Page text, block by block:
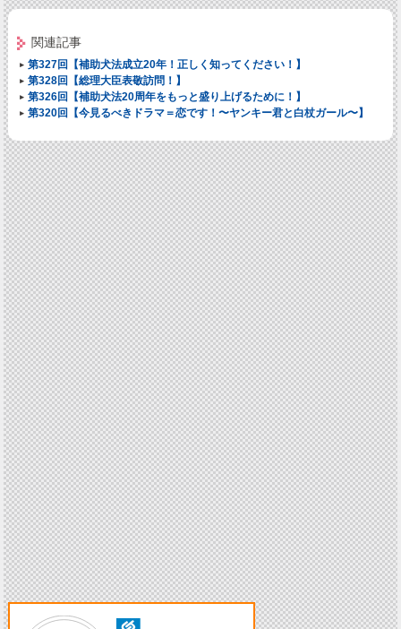
関連記事
第327回【補助犬法成立20年！正しく知ってください！】
第328回【総理大臣表敬訪問！】
第326回【補助犬法20周年をもっと盛り上げるために！】
第320回【今見るべきドラマ＝恋です！〜ヤンキー君と白杖ガール〜】